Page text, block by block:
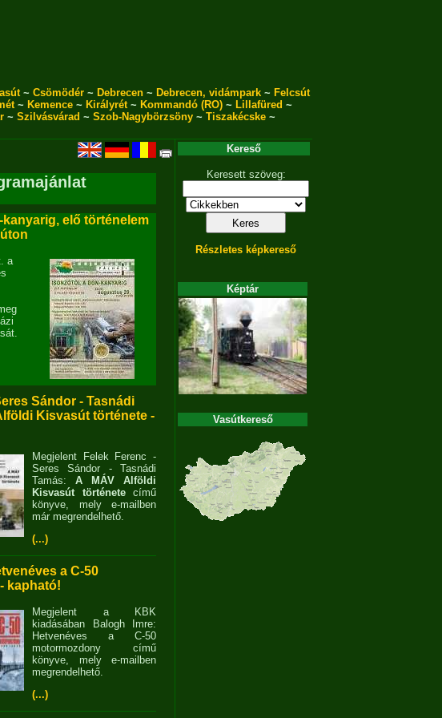
~ Csömödér~ Debrecen~ Debrecen, vidámpark~ Felcsút
~ Kemence ~ Királyrét~ Kommandó (RO) ~ Lillafüred ~
~ Szilvásvárad ~ Szob-Nagybörzsöny~ Tiszakécske~
kanyarig, elő történelem
a
Sándor - Tasnádi
Kisvasút története -
Megjelent Felek Ferenc -
Seres Sándor - Tasnádi
Tamás: A MÁV Alföldi
Kisvasút története című
könyve, mely e-mailben
már megrendelhető.
(...)
a C-50
kapható!
Megjelent a KBK
kiadásában Balogh Imre:
Hetvenéves a C-50
motormozdony című
könyve, mely e-mailben
megrendelhető.
(...)
Kereső
Keresett szöveg:
Részletes képkereső
Képtár
Vasútkereső